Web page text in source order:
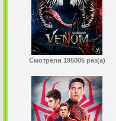
Смотрели 195005 раз(а)